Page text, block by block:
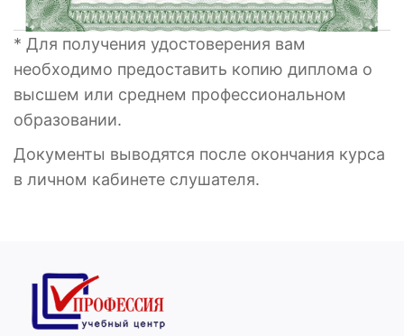
* Для получения удостоверения вам
необходимо предоставить копию диплома о
высшем или среднем профессиональном
образовании.
Документы выводятся после окончания курса
в личном кабинете слушателя.